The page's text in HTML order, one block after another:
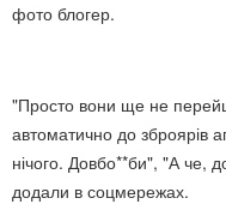
фото блогер.
"Просто вони ще не
автоматично до зброярів
нічого. Довбо**би", "А че,
додали в соцмережах.